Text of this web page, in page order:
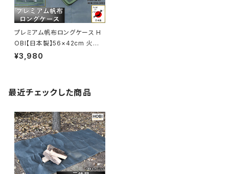
プレミアム帆布ロングケース H
OBI【日本製】56×42cm 火ば
さみ トング ペグケース 強力防
[アウトレット品] [MADE IN JA
¥3,980
最近チェックした商品